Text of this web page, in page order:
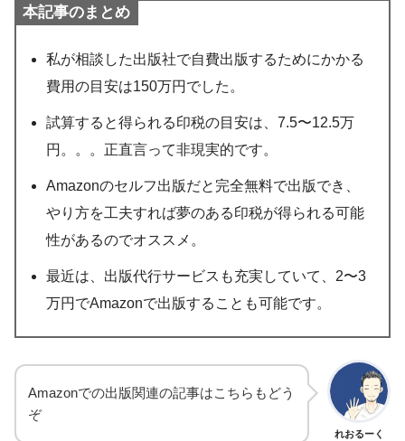
本記事のまとめ
私が相談した出版社で自費出版するためにかかる
費用の目安は150万円でした。
試算すると得られる印税の目安は、7.5〜12.5万
円。。。正直言って非現実的です。
Amazonのセルフ出版だと完全無料で出版でき、
やり方を工夫すれば夢のある印税が得られる可能
性があるのでオススメ。
最近は、出版代行サービスも充実していて、2〜3
万円でAmazonで出版することも可能です。
れおるーく
Amazonでの出版関連の記事はこちらもどう
ぞ